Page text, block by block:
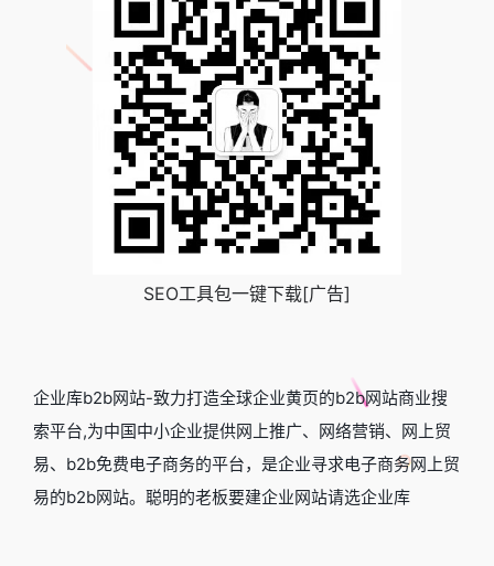
SEO工具包一键下载[广告]
企业库b2b网站-致力打造全球企业黄页的b2b网站商业搜
索平台,为中国中小企业提供网上推广、网络营销、网上贸
易、b2b免费电子商务的平台，是企业寻求电子商务网上贸
易的b2b网站。聪明的老板要建企业网站请选企业库